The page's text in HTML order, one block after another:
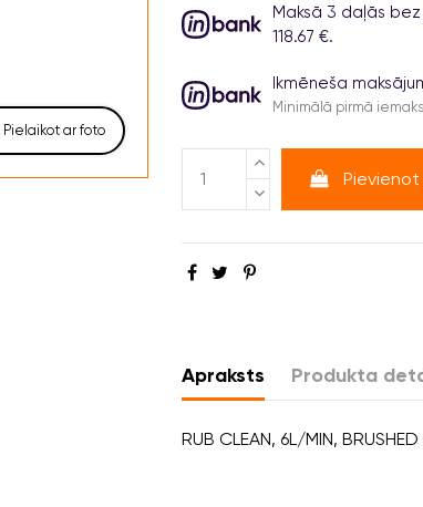
Pielaikot ar foto
Maksā 3 daļās bez
118.67 €.
Ikmēneša
Minimālā pirmā
Apraksts Produkta
RUB CLEAN, 6L/MIN, BRUSHED